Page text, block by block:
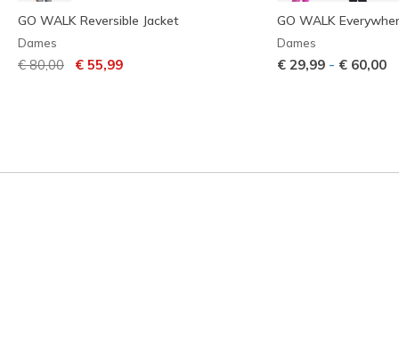
GO WALK Reversible Jacket
Dames
Prijs verlaagd van
€ 80,00 naar
€ 55,99
GO WALK
Dames
€ 29,99 - € 60,00